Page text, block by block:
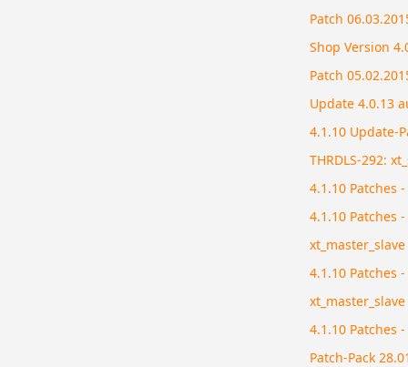
Patch
Shop Version
Patch
Update 4.0.13
4.1.10 Update-
THRDLS-292:
4.1.10 Patches
4.1.10 Patches
4.1.10 Patches
4.1.10 Patches
Patch-Pack